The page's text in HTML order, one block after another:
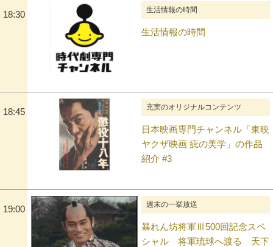
18:30 生活情報の時間
生活情報の時間
18:45 充実のオリジナルコンテンツ
日本映画専門チャンネル「東映
ヤクザ映画 疵の美学」の作品
紹介 #3
19:00 週末の一挙放送
暴れん坊将軍Ⅲ500回記念スペ
シャル 将軍琉球へ渡る 天下